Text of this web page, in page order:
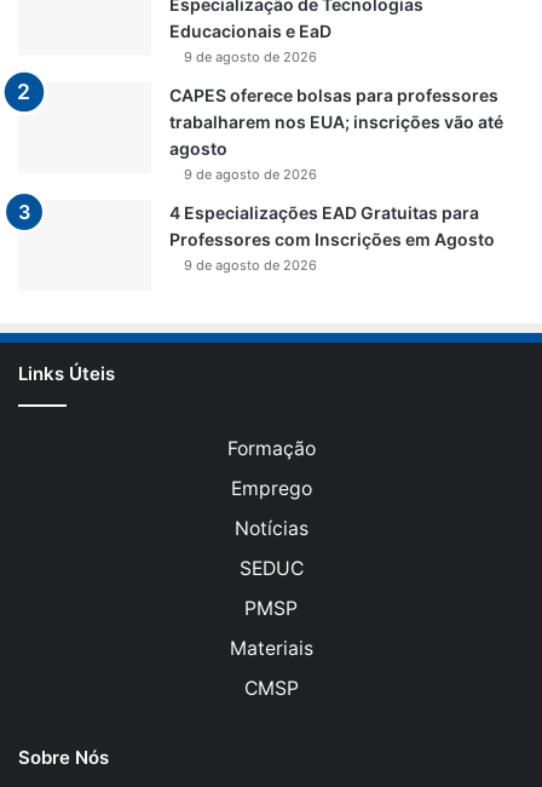
Especialização de Tecnologias
Educacionais e EaD
9 de agosto de 2026
CAPES oferece bolsas para professores
trabalharem nos EUA; inscrições vão até
agosto
9 de agosto de 2026
4 Especializações EAD Gratuitas para
Professores com Inscrições em Agosto
9 de agosto de 2026
Links Úteis
Formação
Emprego
Notícias
SEDUC
PMSP
Materiais
CMSP
Sobre Nós